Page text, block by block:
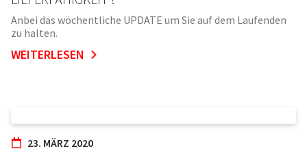
Anbei das wöchentliche UPDATE um Sie auf dem Laufenden
zu halten.
WEITERLESEN
23. MÄRZ 2020